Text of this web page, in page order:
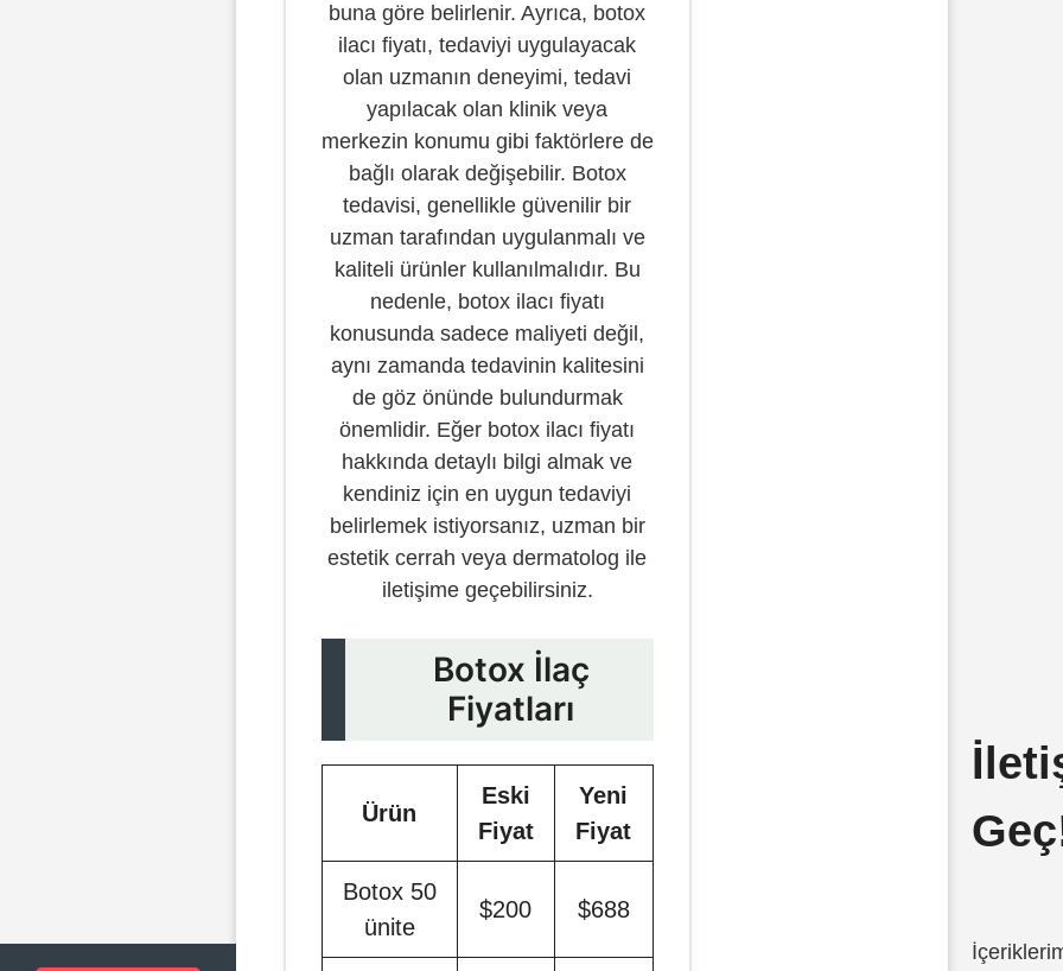
buna göre belirlenir. Ayrıca, botox
ilacı fiyatı, tedaviyi uygulayacak
olan uzmanın deneyimi, tedavi
yapılacak olan klinik veya
merkezin konumu gibi faktörlere de
bağlı olarak değişebilir. Botox
tedavisi, genellikle güvenilir bir
uzman tarafından uygulanmalı ve
kaliteli ürünler kullanılmalıdır. Bu
nedenle, botox ilacı fiyatı
konusunda sadece maliyeti değil,
aynı zamanda tedavinin kalitesini
de göz önünde bulundurmak
önemlidir. Eğer botox ilacı fiyatı
hakkında detaylı bilgi almak ve
kendiniz için en uygun tedaviyi
belirlemek istiyorsanız, uzman bir
estetik cerrah veya dermatolog ile
iletişime geçebilirsiniz.
Botox İlaç
Fiyatları
Ürün
Eski
Fiyat
Yeni
Fiyat
Botox 50
ünite
$200 $688